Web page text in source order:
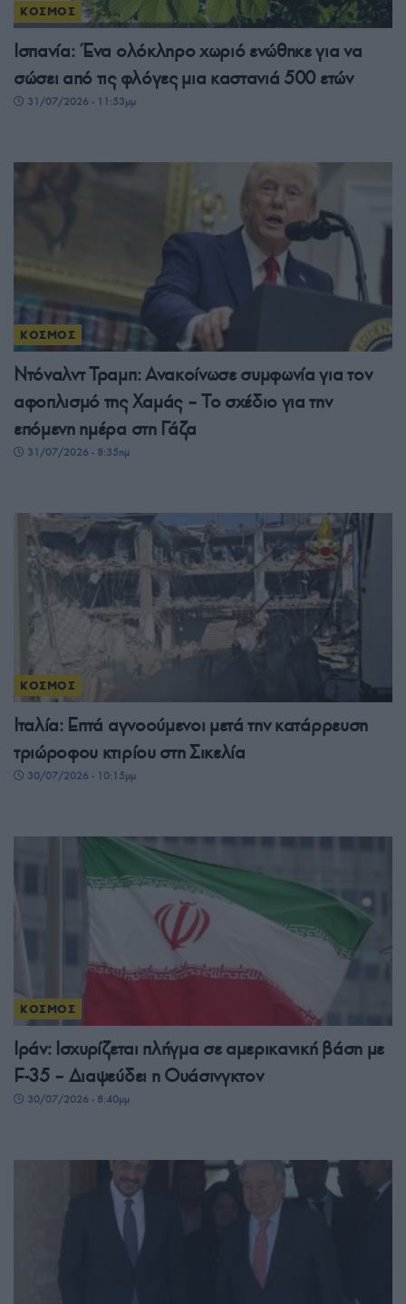
ΚΟΣΜΟΣ
Ισπανία: Ένα ολόκληρο χωριό ενώθηκε για να
σώσει από τις φλόγες μια καστανιά 500 ετών
31/07/2026 - 11:53μμ
ΚΟΣΜΟΣ
Ντόναλντ Τραμπ: Ανακοίνωσε συμφωνία για τον
αφοπλισμό της Χαμάς – Το σχέδιο για την
επόμενη ημέρα στη Γάζα
31/07/2026 - 8:35πμ
ΚΟΣΜΟΣ
Ιταλία: Επτά αγνοούμενοι μετά την κατάρρευση
τριώροφου κτιρίου στη Σικελία
30/07/2026 - 10:15μμ
ΚΟΣΜΟΣ
Ιράν: Ισχυρίζεται πλήγμα σε αμερικανική βάση με
F-35 – Διαψεύδει η Ουάσινγκτον
30/07/2026 - 8:40μμ